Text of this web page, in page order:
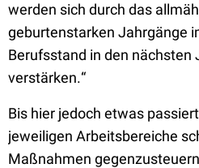
werden sich durch das
geburtenstarken Jahrgänge
Berufsstand in den nächsten
verstärken.“
Bis hier jedoch etwas
jeweiligen Arbeitsbereiche
Maßnahmen